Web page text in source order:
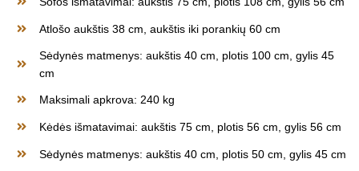
Atlošo aukštis 38 cm, aukštis iki porankių 60 cm
Sėdynės matmenys: aukštis 40 cm, plotis 100 cm, gylis 45
cm
Maksimali apkrova: 240 kg
Kėdės išmatavimai: aukštis 75 cm, plotis 56 cm, gylis 56 cm
Sėdynės matmenys: aukštis 40 cm, plotis 50 cm, gylis 45 cm